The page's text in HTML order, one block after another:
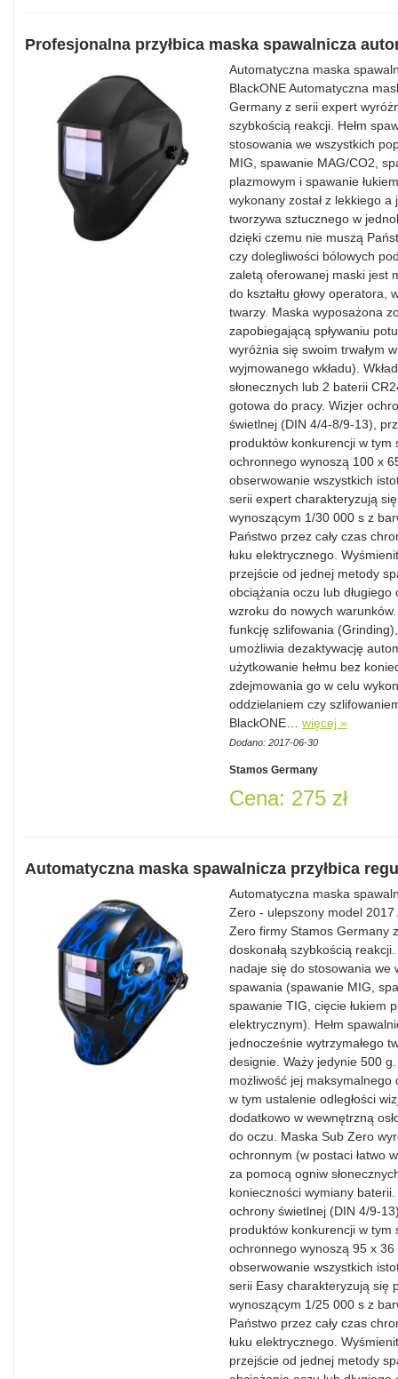
Profesjonalna przyłbica maska spawalnicza
Automatyczna maska
BlackONE Automatyczna
Germany z serii expert
szybkością reakcji. Hełm
stosowania we wszystkich
MIG, spawanie MAG/CO2,
plazmowym i spawanie
wykonany został z lekkiego
tworzywa sztucznego w
dzięki czemu nie muszą
czy dolegliwości bólowych
zaletą oferowanej maski jest
do kształtu głowy operatora,
twarzy. Maska wyposażona
zapobiegającą spływaniu
wyróżnia się swoim trwałym
wyjmowanego wkładu).
słonecznych lub 2 baterii
gotowa do pracy. Wizjer
świetlnej (DIN 4/4-8/9-13),
produktów konkurencji w tym
ochronnego wynoszą 100 x
obserwowanie wszystkich
serii expert charakteryzują
wynoszącym 1/30 000 s z
Państwo przez cały czas
łuku elektrycznego.
przejście od jednej metody
obciążania oczu lub
wzroku do nowych
funkcję szlifowania
umożliwia dezaktywację
użytkowanie hełmu bez
zdejmowania go w celu
oddzielaniem czy
BlackONE… więcej »
Dodano: 2017-06-30
Stamos Germany
Cena: 275 zł
Automatyczna maska spawalnicza przyłbica
Automatyczna maska
Zero - ulepszony model
Zero firmy Stamos Germany
doskonałą szybkością
nadaje się do stosowania we
spawania (spawanie MIG,
spawanie TIG, cięcie łukiem
elektrycznym). Hełm
jednocześnie wytrzymałego
designie. Waży jedynie 500
możliwość jej maksymalnego
w tym ustalenie odległości
dodatkowo w wewnętrzną
do oczu. Maska Sub Zero
ochronnym (w postaci łatwo
za pomocą ogniw
konieczności wymiany
ochrony świetlnej (DIN 4/9-
produktów konkurencji w tym
ochronnego wynoszą 95 x
obserwowanie wszystkich
serii Easy charakteryzują się
wynoszącym 1/25 000 s z
Państwo przez cały czas
łuku elektrycznego.
przejście od jednej metody